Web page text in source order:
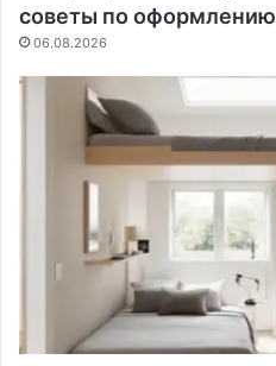
советы по оформлению
06.08.2026